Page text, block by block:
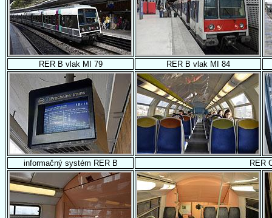
RER B vlak MI 79 RER B vlak MI 84
informačný systém RER B RER